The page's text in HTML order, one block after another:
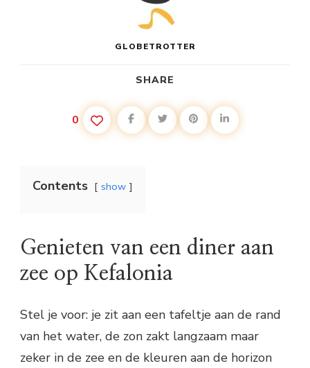
GLOBETROTTER
SHARE
0
Contents show
Genieten van een diner aan
zee op Kefalonia
Stel je voor: je zit aan een tafeltje aan de rand
van het water, de zon zakt langzaam maar
zeker in de zee en de kleuren aan de horizon